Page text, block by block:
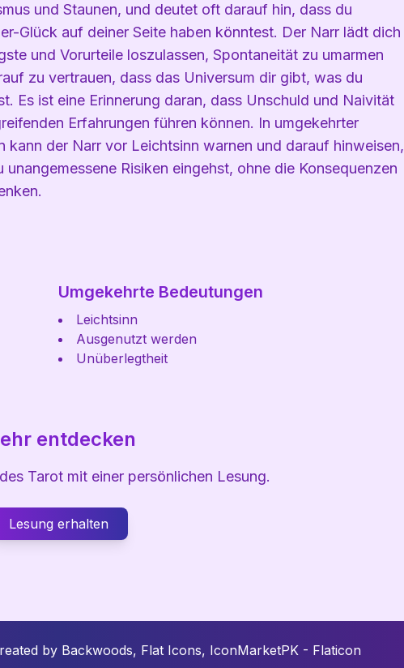
und Staunen, und deutet oft darauf hin, dass du
Glück auf deiner Seite haben könntest. Der Narr lädt dich
und Vorurteile loszulassen, Spontaneität zu umarmen
zu vertrauen, dass das Universum dir gibt, was du
Es ist eine Erinnerung daran, dass Unschuld und Naivität
Erfahrungen führen können. In umgekehrter
kann der Narr vor Leichtsinn warnen und darauf hinweisen,
unangemessene Risiken eingehst, ohne die Konsequenzen
Umgekehrte Bedeutungen
Leichtsinn
Ausgenutzt werden
Unüberlegtheit
entdecken
Tarot mit einer persönlichen Lesung.
Lesung erhalten
by Backwoods, Flat Icons, IconMarketPK - Flaticon